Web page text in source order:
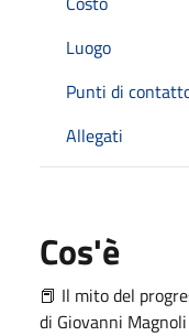
Luogo
Punti di
Allegati
Cos'è
📕 Il mito del
di Giovanni